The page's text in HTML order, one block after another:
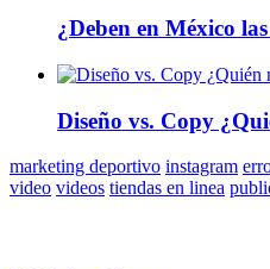
¿Deben en México
Diseño vs. Copy
marketing deportivo instagram
video videos tiendas en linea